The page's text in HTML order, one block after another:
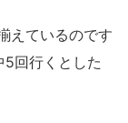
えているのです
回行くとした